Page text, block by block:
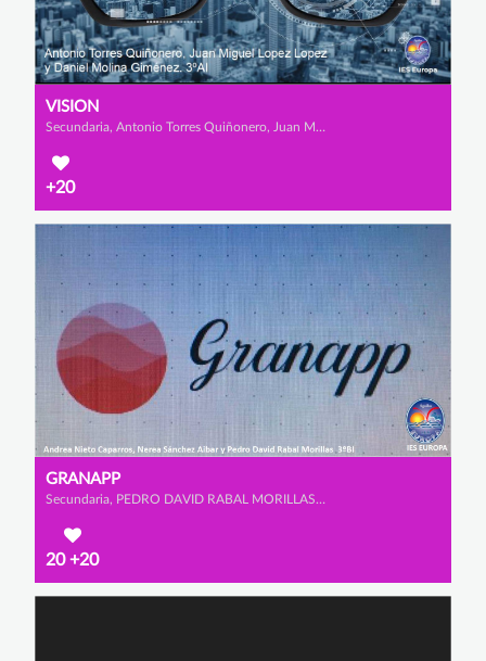
VISION
Secundaria, Antonio Torres Quiñonero, Juan Miguel López López y Daniel Molina Giménez
+20
GRANAPP
Secundaria, PEDRO DAVID RABAL MORILLAS, ANDREA NIETO CAPARROS y NEREA SÁNCHEZ AIBAR
20+20